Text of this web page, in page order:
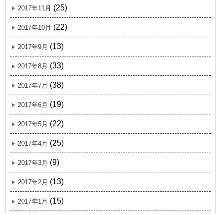
2017年11月 (25)
2017年10月 (22)
2017年9月 (13)
2017年8月 (33)
2017年7月 (38)
2017年6月 (19)
2017年5月 (22)
2017年4月 (25)
2017年3月 (9)
2017年2月 (13)
2017年1月 (15)